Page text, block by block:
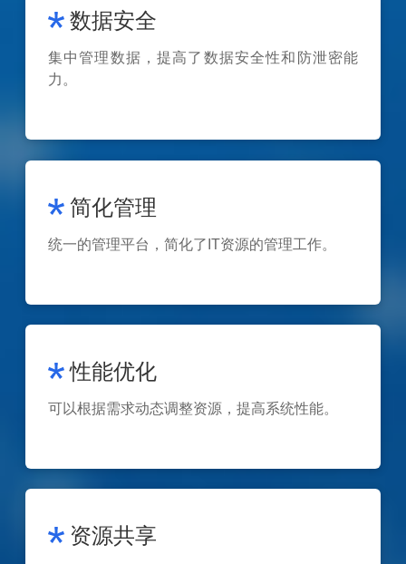
数据安全
集中管理数据，提高了数据安全性和防泄密能
力。
简化管理
统一的管理平台，简化了IT资源的管理工作。
性能优化
可以根据需求动态调整资源，提高系统性能。
资源共享